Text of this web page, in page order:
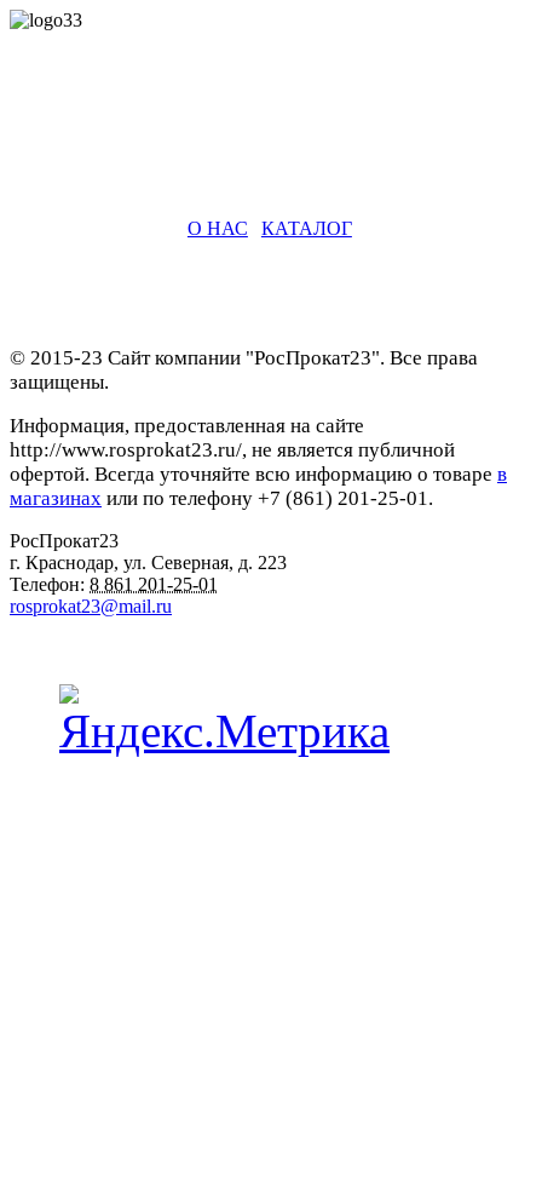
О НАС КАТАЛОГ
© 2015-23 Сайт компании "РосПрокат23". Все права
защищены.
Информация, предоставленная на сайте
http://www.rosprokat23.ru/, не является публичной
офертой. Всегда уточняйте всю информацию о товаре в
магазинах или по телефону +7 (861) 201-25-01.
РосПрокат23
г. Краснодар, ул. Северная, д. 223
Телефон: 8 861 201-25-01
rosprokat23@mail.ru